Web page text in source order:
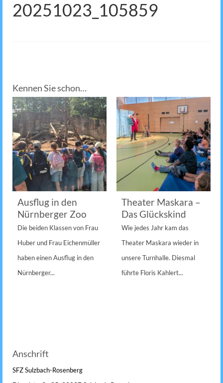
20251023_105859
Kennen Sie schon…
Ausflug in den
Nürnberger Zoo
Die beiden Klassen von Frau
Huber und Frau Eichenmüller
haben einen Ausflug in den
Nürnberger...
Theater Maskara –
Das Glückskind
Wie jedes Jahr kam das
Theater Maskara wieder in
unsere Turnhalle. Diesmal
führte Floris Kahlert...
Anschrift
SFZ Sulzbach-Rosenberg